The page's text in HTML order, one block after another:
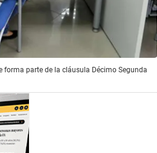
forma parte de la cláusula Décimo Segunda